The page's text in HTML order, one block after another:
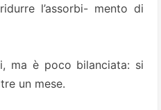
l’assorbi- mento di
ma è poco bilanciata: si
un mese.